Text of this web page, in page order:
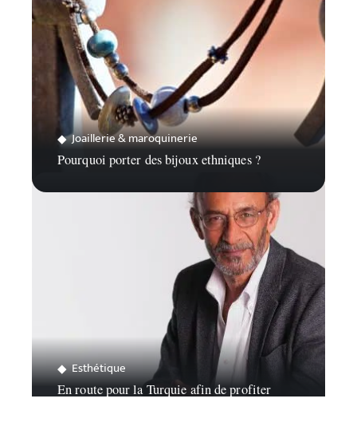
Joaillerie & maroquinerie
Pourquoi porter des bijoux ethniques ?
Esthétique
En route pour la Turquie afin de profiter